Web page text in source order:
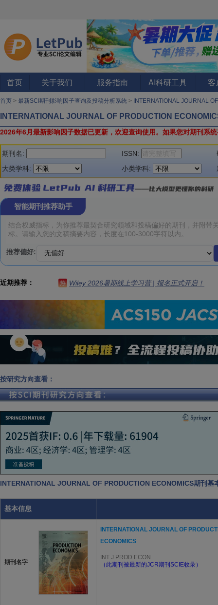
首页 关于我们 服务指南 AI科研工具 客
首页 > 最新SCI期刊影响因子查询及投稿分析系统 > INTERNATIONAL JOURNAL
INTERNATIONAL JOURNAL OF PRODUCTION
2026年6月最新影响因子数据已更新，欢迎查询使用。 如果您对期刊系
期刊名: ISSN:
大类学科:
小类学科:
智能期刊推荐助手
推荐偏好:
近期推荐： 热 Wiley 2026暑期线上学习营 | 报名正式开启！
按研究方向查看：
INTERNATIONAL JOURNAL OF PRODUCTION ECONOMICS期刊基
基本信息
期刊名字
INTERNATIONAL JOURNAL OF
ECONOMICS
INT J PROD ECON
（此期刊被最新的JCR期刊SCIE收录）